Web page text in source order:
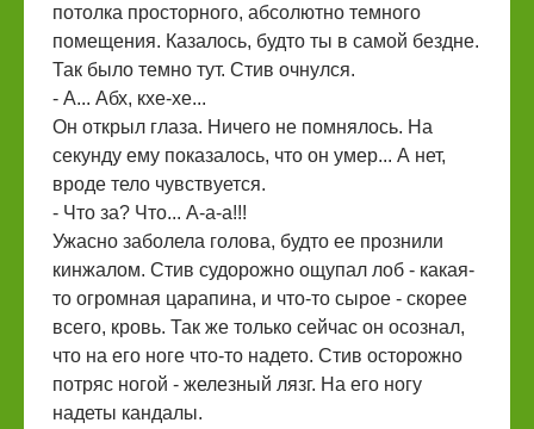
потолка просторного, абсолютно темного
помещения. Казалось, будто ты в самой бездне.
Так было темно тут. Стив очнулся.
- А... Абх, кхе-хе...
Он открыл глаза. Ничего не помнялось. На
секунду ему показалось, что он умер... А нет,
вроде тело чувствуется.
- Что за? Что... А-а-а!!!
Ужасно заболела голова, будто ее прознили
кинжалом. Стив судорожно ощупал лоб - какая-
то огромная царапина, и что-то сырое - скорее
всего, кровь. Так же только сейчас он осознал,
что на его ноге что-то надето. Стив осторожно
потряс ногой - железный лязг. На его ногу
надеты кандалы.